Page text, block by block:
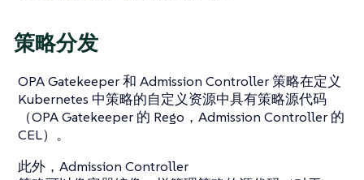
策略分发
OPA Gatekeeper 和 Admission Controller 策略在定义
Kubernetes 中策略的自定义资源中具有策略源代码
（OPA Gatekeeper 的 Rego，Admission Controller 的
CEL）。
此外，Admission Controller